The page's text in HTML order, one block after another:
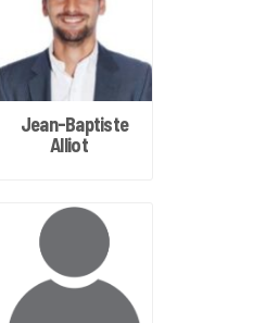
Jean-Baptiste
Alliot